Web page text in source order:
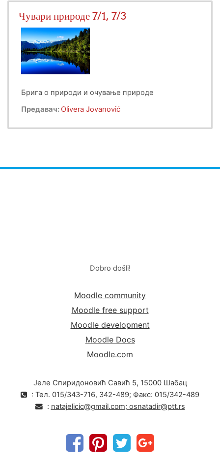
Чувари природе 7/1, 7/3
Брига о природи и очување природе
Предавач: Olivera Jovanović
Dobro došli!
Moodle community
Moodle free support
Moodle development
Moodle Docs
Moodle.com
Јеле Спиридоновић Савић 5, 15000 Шабац
: Тел. 015/343-716, 342-489; Факс: 015/342-489
: natajelicic@gmail.com; osnatadir@ptt.rs